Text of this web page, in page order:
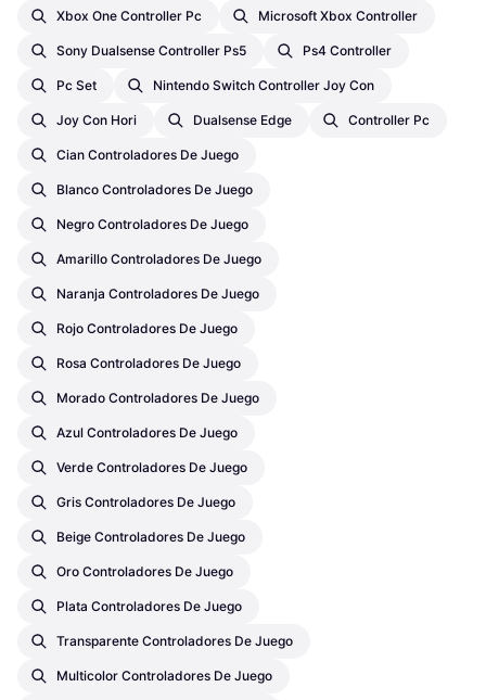
Xbox One Controller Pc Microsoft Xbox Controller
Sony Dualsense Controller Ps5 Ps4 Controller
Pc Set Nintendo Switch Controller Joy Con
Joy Con Hori Dualsense Edge Controller Pc
Cian Controladores De Juego
Blanco Controladores De Juego
Negro Controladores De Juego
Amarillo Controladores De Juego
Naranja Controladores De Juego
Rojo Controladores De Juego
Rosa Controladores De Juego
Morado Controladores De Juego
Azul Controladores De Juego
Verde Controladores De Juego
Gris Controladores De Juego
Beige Controladores De Juego
Oro Controladores De Juego
Plata Controladores De Juego
Transparente Controladores De Juego
Multicolor Controladores De Juego